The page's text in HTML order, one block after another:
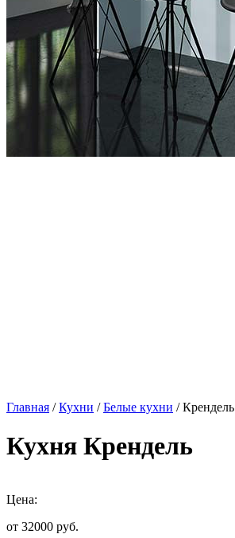
Главная /Кухни /Белые кухни / Крендель
Кухня Крендель
Цена:
от 32000 руб.